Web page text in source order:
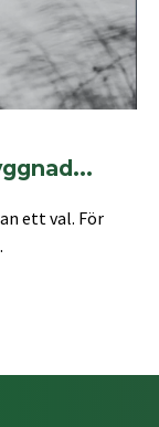
ett val. För